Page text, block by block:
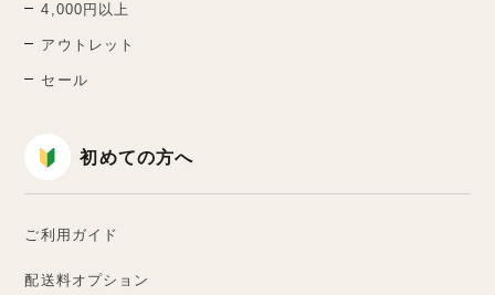
4,000円以上
アウトレット
セール
初めての方へ
ご利用ガイド
配送料オプション